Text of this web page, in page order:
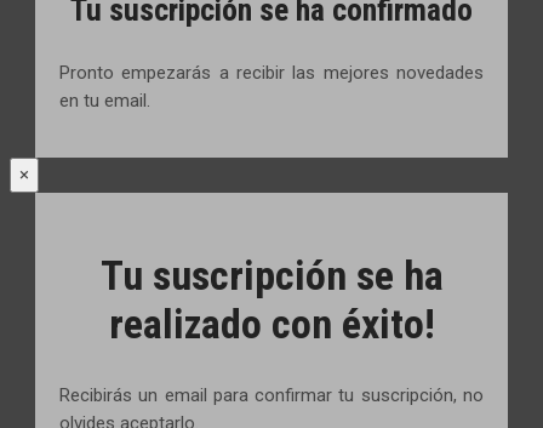
Tu suscripción se ha confirmado
Pronto empezarás a recibir las mejores novedades
en tu email.
×
Tu suscripción se ha
realizado con éxito!
Recibirás un email para confirmar tu suscripción, no
olvides aceptarlo.